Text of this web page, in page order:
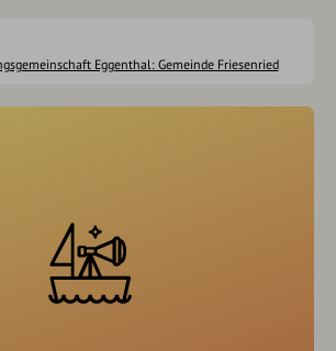
Eggenthal: Gemeinde Friesenried